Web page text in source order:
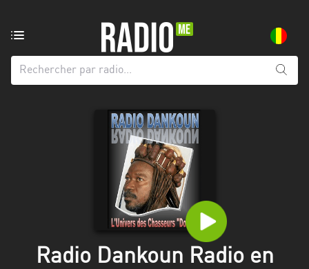
de:
Toutes
Radio Dankoun Radio en